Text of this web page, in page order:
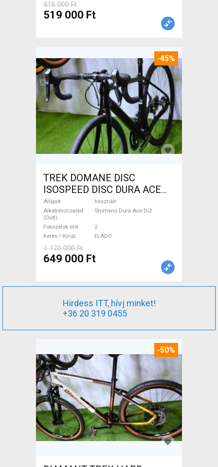
815 000 Ft
519 000 Ft
-45%
TREK DOMANE DISC
ISOSPEED DISC DURA ACE
Di2 2x11 52/53 Országúti
Shimano Dura Ace Di2
tárcsafék használt ELADÓ
Állapot
használt
Alkatrészcsalád
(Outi)
Shimano Dura Ace Di2
Fokozatok elöl
2
Keres / Kínál
ELADÓ
1 170 000 Ft
649 000 Ft
Hirdess ITT, hívj minket!
+36 20 319 0455
-50%